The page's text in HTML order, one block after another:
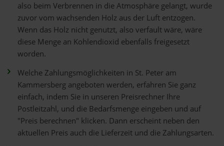
also beim Verbrennen in die Atmosphäre gelangt, wurde
zuvor vom wachsenden Holz aus der Luft entzogen.
Wenn das Holz nicht genutzt, also verfault wäre, wäre
diese Menge an Kohlendioxid ebenfalls freigesetzt
worden.
Welche Zahlungsmöglichkeiten in St. Peter am
Kammersberg angeboten werden, erfahren Sie ganz
einfach, indem Sie in unseren Preisrechner Ihre
Postleitzahl, und die Bedarfsmenge eingeben und auf
"Preis berechnen" klicken. Dann erscheint neben den
aktuellen Preis auch die Lieferzeit und die Zahlungsarten.